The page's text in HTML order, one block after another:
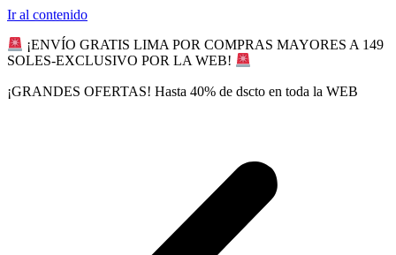
Ir al contenido
¡ENVÍO GRATIS LIMA POR COMPRAS MAYORES A 149
SOLES-EXCLUSIVO POR LA WEB!
¡GRANDES OFERTAS! Hasta 40% de dscto en toda la WEB